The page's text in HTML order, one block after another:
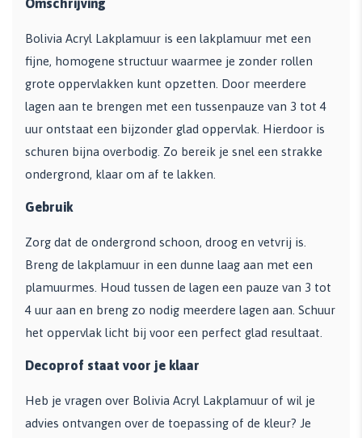
Omschrijving
Bolivia Acryl Lakplamuur is een lakplamuur met een
fijne, homogene structuur waarmee je zonder rollen
grote oppervlakken kunt opzetten. Door meerdere
lagen aan te brengen met een tussenpauze van 3 tot 4
uur ontstaat een bijzonder glad oppervlak. Hierdoor is
schuren bijna overbodig. Zo bereik je snel een strakke
ondergrond, klaar om af te lakken.
Gebruik
Zorg dat de ondergrond schoon, droog en vetvrij is.
Breng de lakplamuur in een dunne laag aan met een
plamuurmes. Houd tussen de lagen een pauze van 3 tot
4 uur aan en breng zo nodig meerdere lagen aan. Schuur
het oppervlak licht bij voor een perfect glad resultaat.
Decoprof staat voor je klaar
Heb je vragen over Bolivia Acryl Lakplamuur of wil je
advies ontvangen over de toepassing of de kleur? Je